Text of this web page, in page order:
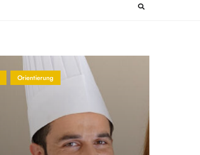
Orientierung